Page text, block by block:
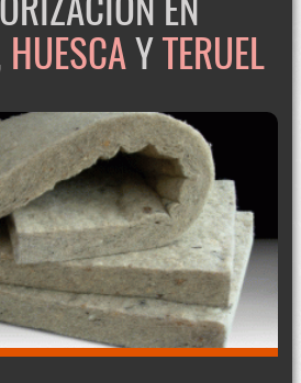
HUESCAYTERUEL